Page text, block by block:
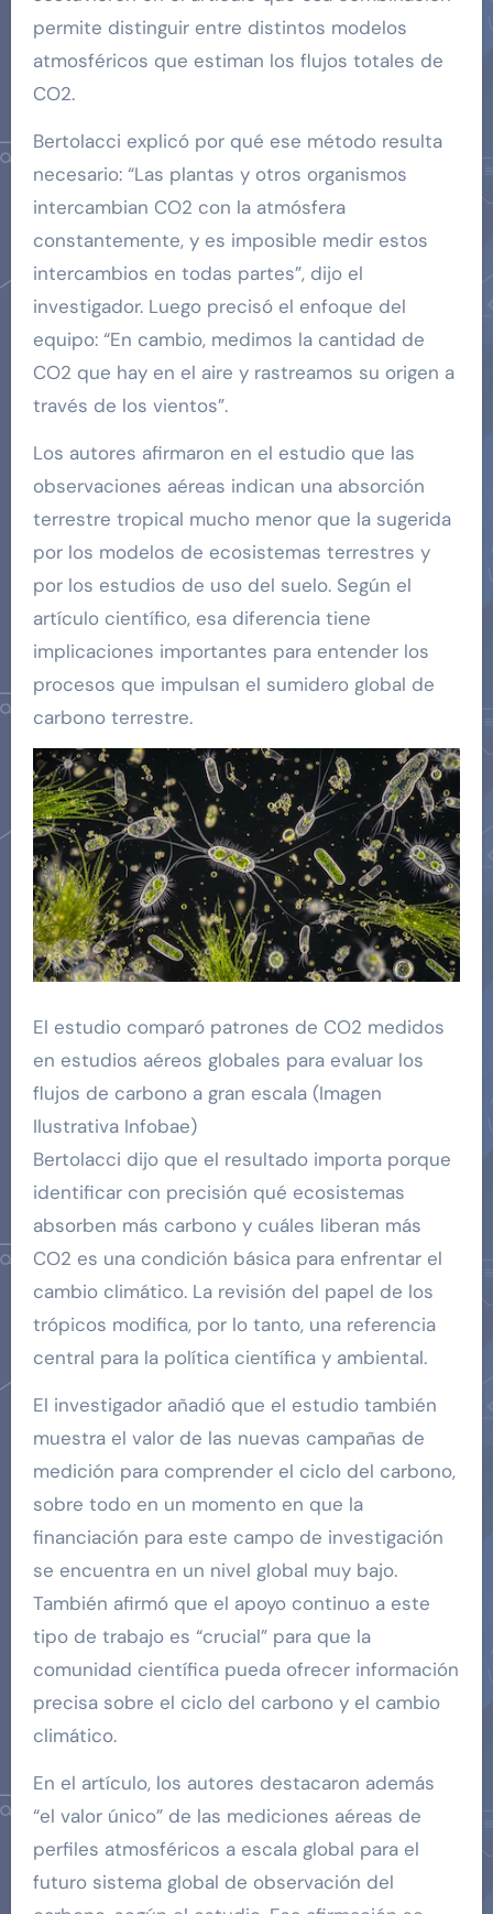
permite distinguir entre distintos modelos
atmosféricos que estiman los flujos totales de
CO2.
Bertolacci explicó por qué ese método resulta
necesario: “Las plantas y otros organismos
intercambian CO2 con la atmósfera
constantemente, y es imposible medir estos
intercambios en todas partes”, dijo el
investigador. Luego precisó el enfoque del
equipo: “En cambio, medimos la cantidad de
CO2 que hay en el aire y rastreamos su origen a
través de los vientos”.
Los autores afirmaron en el estudio que las
observaciones aéreas indican una absorción
terrestre tropical mucho menor que la sugerida
por los modelos de ecosistemas terrestres y
por los estudios de uso del suelo. Según el
artículo científico, esa diferencia tiene
implicaciones importantes para entender los
procesos que impulsan el sumidero global de
carbono terrestre.
El estudio comparó patrones de CO2 medidos
en estudios aéreos globales para evaluar los
flujos de carbono a gran escala (Imagen
Ilustrativa Infobae)
Bertolacci dijo que el resultado importa porque
identificar con precisión qué ecosistemas
absorben más carbono y cuáles liberan más
CO2 es una condición básica para enfrentar el
cambio climático. La revisión del papel de los
trópicos modifica, por lo tanto, una referencia
central para la política científica y ambiental.
El investigador añadió que el estudio también
muestra el valor de las nuevas campañas de
medición para comprender el ciclo del carbono,
sobre todo en un momento en que la
financiación para este campo de investigación
se encuentra en un nivel global muy bajo.
También afirmó que el apoyo continuo a este
tipo de trabajo es “crucial” para que la
comunidad científica pueda ofrecer información
precisa sobre el ciclo del carbono y el cambio
climático.
En el artículo, los autores destacaron además
“el valor único” de las mediciones aéreas de
perfiles atmosféricos a escala global para el
futuro sistema global de observación del